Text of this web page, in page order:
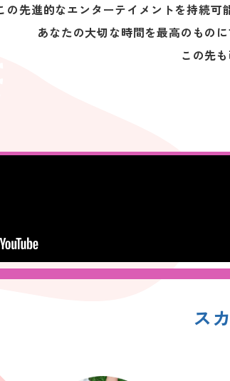
の先進的なエンターテイメントを持続可
あなたの大切な時間を最高のもの
この先
ス